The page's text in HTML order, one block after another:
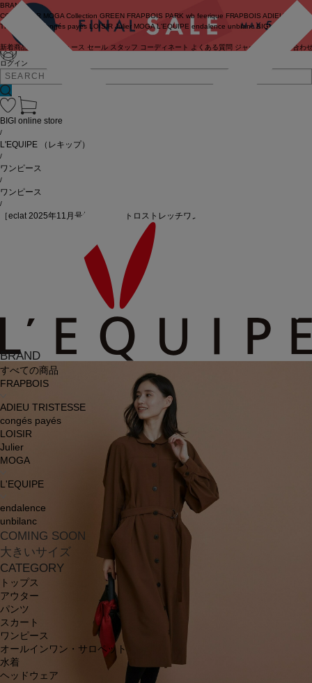
ログイン
BRAND
COUTURIER MOGA Collection GREEN FRAPBOIS PARK wb feerique FRAPBOIS ADIEU
TRISTESSE
congés payés LOISIR Julier MOGA L'EQUIPE endalence unbilanc BIGI online store
新着商品 ニュース セール スタッフ コーディネート よくある質問 ジャーナル お問い合わ
BRAND
すべての商品
FRAPBOIS
ADIEU TRISTESSE
congés payés
LOISIR
Julier
MOGA
L'EQUIPE
endalence
unbilanc
COMING SOON
大きいサイズ
CATEGORY
トップス
アウター
パンツ
スカート
ワンピース
オールインワン・サロペット
水着
ヘッドウェア
BIGI online store
/
L'EQUIPE （レキップ）
/
ワンピース
/
ワンピース
/
［eclat 2025年11月号掲載商品］トロストレッチワンピース